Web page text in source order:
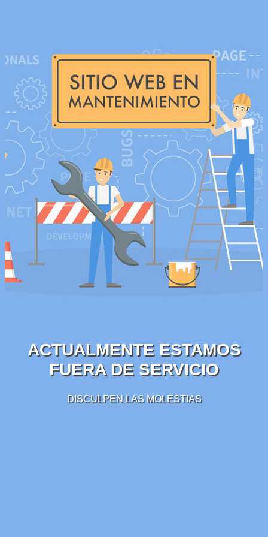
ACTUALMENTE ESTAMOS
FUERA DE SERVICIO
DISCULPEN LAS MOLESTIAS